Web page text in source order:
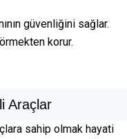
güvenliğini sağlar.
korur.
Araçlar
sahip olmak hayati